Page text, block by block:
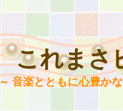
これまさ
～ 音楽とともに心豊か